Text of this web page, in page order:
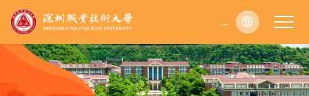
...
...
...
...
...
...
...
...
...
...
...
...
...
...
...
...
...
...
...
...
...
...
...
...
...
...
...
...
...
...
...
...
...
...
...
...
...
...
...
...
...
...
...
...
...
...
...
...
...
...
...
...
...
...
...
...
...
...
...
...
...
...
...
...
...
...
...
...
...
...
...
...
...
...
...
...
...
...
...
...
...
...
...
...
...
...
...
...
...
...
...
...
...
...
...
...
...
...
...
...
...
...
...
...
...
...
...
...
...
...
...
...
...
...
...
...
...
...
...
...
...
...
...
...
...
...
...
...
...
...
...
...
...
...
...
...
...
...
...
...
...
...
...
...
...
...
...
...
...
...
...
...
...
...
...
...
...
...
...
...
...
...
...
...
...
...
...
...
...
...
...
...
...
...
...
...
...
...
...
...
...
...
...
...
...
...
...
...
...
...
...
...
...
...
...
...
...
...
...
...
...
...
...
...
...
...
...
...
...
...
...
...
...
...
...
...
...
...
...
...
...
...
...
...
...
...
...
...
...
...
...
...
...
...
...
...
...
...
...
...
...
...
...
...
...
...
...